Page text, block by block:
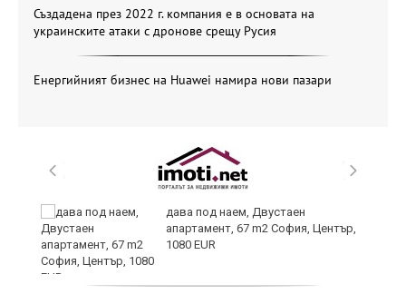
Създадена през 2022 г. компания е в основата на
украинските атаки с дронове срещу Русия
Енергийният бизнес на Huawei намира нови пазари
дава под наем, Двустаен
апартамент, 67 m2 София, Център,
1080 EUR